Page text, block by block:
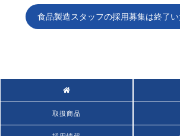
食品製造スタッフの採用募集は終了い
取扱商品